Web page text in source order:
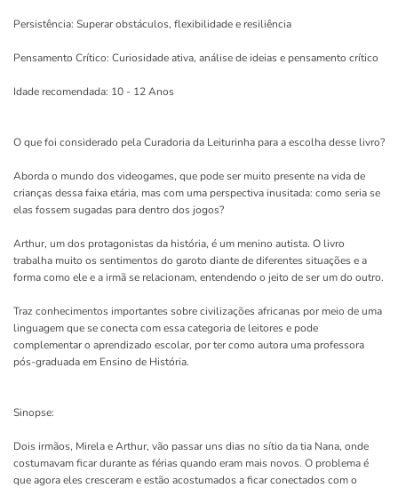
Persistência: Superar obstáculos, flexibilidade e resiliência
Pensamento Crítico: Curiosidade ativa, análise de ideias e pensamento crítico
Idade recomendada: 10 - 12 Anos
O que foi considerado pela Curadoria da Leiturinha para a escolha desse livro?
Aborda o mundo dos videogames, que pode ser muito presente na vida de
crianças dessa faixa etária, mas com uma perspectiva inusitada: como seria se
elas fossem sugadas para dentro dos jogos?
Arthur, um dos protagonistas da história, é um menino autista. O livro
trabalha muito os sentimentos do garoto diante de diferentes situações e a
forma como ele e a irmã se relacionam, entendendo o jeito de ser um do outro.
Traz conhecimentos importantes sobre civilizações africanas por meio de uma
linguagem que se conecta com essa categoria de leitores e pode
complementar o aprendizado escolar, por ter como autora uma professora
pós-graduada em Ensino de História.
Sinopse:
Dois irmãos, Mirela e Arthur, vão passar uns dias no sítio da tia Nana, onde
costumavam ficar durante as férias quando eram mais novos. O problema é
que agora eles cresceram e estão acostumados a ficar conectados com o